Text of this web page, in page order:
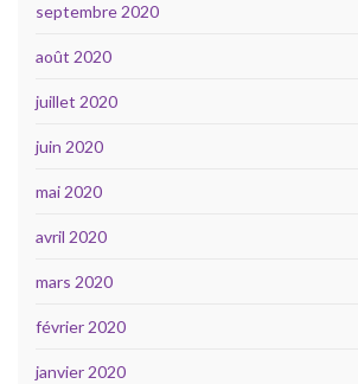
septembre 2020
août 2020
juillet 2020
juin 2020
mai 2020
avril 2020
mars 2020
février 2020
janvier 2020